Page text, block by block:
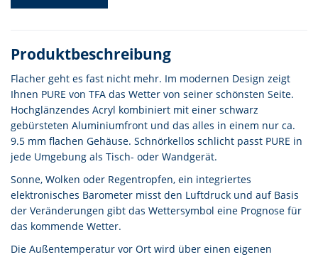
Produktbeschreibung
Flacher geht es fast nicht mehr. Im modernen Design zeigt
Ihnen PURE von TFA das Wetter von seiner schönsten Seite.
Hochglänzendes Acryl kombiniert mit einer schwarz
gebürsteten Aluminiumfront und das alles in einem nur ca.
9.5 mm flachen Gehäuse. Schnörkellos schlicht passt PURE in
jede Umgebung als Tisch- oder Wandgerät.
Sonne, Wolken oder Regentropfen, ein integriertes
elektronisches Barometer misst den Luftdruck und auf Basis
der Veränderungen gibt das Wettersymbol eine Prognose für
das kommende Wetter.
Die Außentemperatur vor Ort wird über einen eigenen